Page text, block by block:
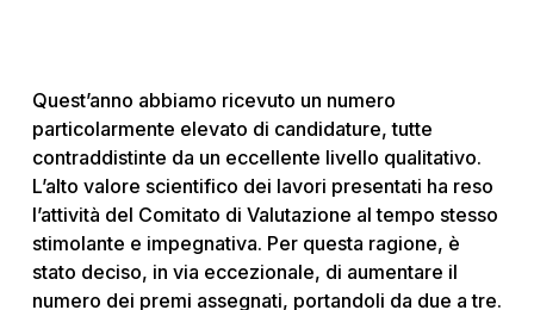
Quest’anno abbiamo ricevuto un numero
particolarmente elevato di candidature, tutte
contraddistinte da un eccellente livello qualitativo.
L’alto valore scientifico dei lavori presentati ha reso
l’attività del Comitato di Valutazione al tempo stesso
stimolante e impegnativa. Per questa ragione, è
stato deciso, in via eccezionale, di aumentare il
numero dei premi assegnati, portandoli da due a tre.